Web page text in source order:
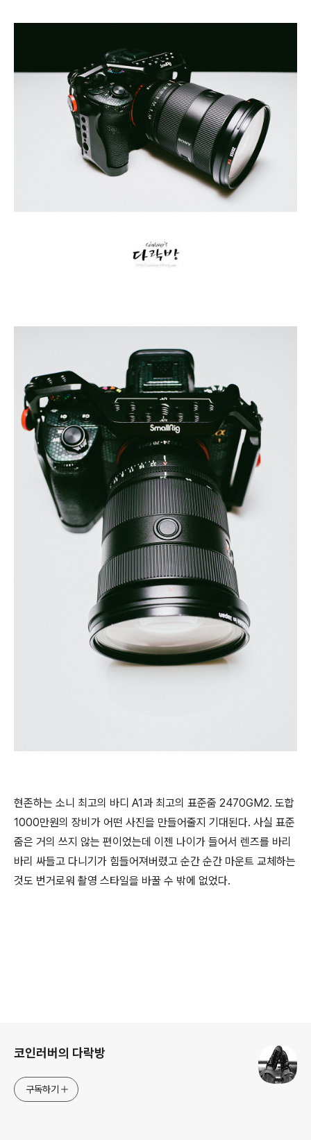
현존하는 소니 최고의 바디 A1과 최고의 표준줌 2470GM2. 도합
1000만원의 장비가 어떤 사진을 만들어줄지 기대된다. 사실 표준
줌은 거의 쓰지 않는 편이었는데 이젠 나이가 들어서 렌즈를 바리
바리 싸들고 다니기가 힘들어져버렸고 순간 순간 마운트 교체하는
것도 번거로워 촬영 스타일을 바꿀 수 밖에 없었다.
코인러버의 다락방
구독하기